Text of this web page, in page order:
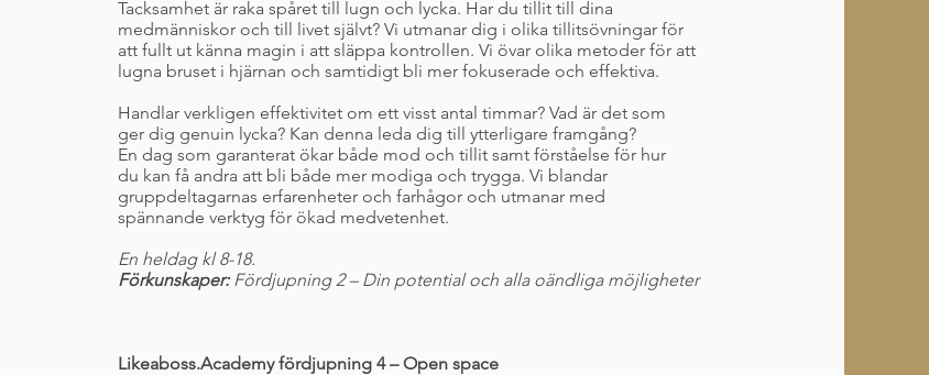
Tacksamhet är raka spåret till lugn och lycka. Har du tillit till dina
medmänniskor och till livet självt? Vi utmanar dig i olika tillitsövningar för
att fullt ut känna magin i att släppa kontrollen. Vi övar olika metoder för att
lugna bruset i hjärnan och samtidigt bli mer fokuserade och effektiva.
Handlar verkligen effektivitet om ett visst antal timmar? Vad är det som
ger dig genuin lycka? Kan denna leda dig till ytterligare framgång?
En dag som garanterat ökar både mod och tillit samt förståelse för hur
du kan få andra att bli både mer modiga och trygga. Vi blandar
gruppdeltagarnas erfarenheter och farhågor och utmanar med
spännande verktyg för ökad medvetenhet.
En heldag kl 8-18.
Förkunskaper:Fördjupning 2 – Din potential och alla oändliga möjligheter
Likeaboss.Academy fördjupning 4 – Open space